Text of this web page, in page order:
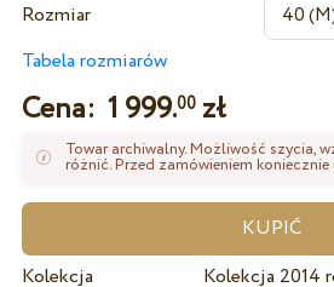
Rozmiar
Tabela rozmiarów
Cena: 1 999.00zł
Towar archiwalny. Możliwość szycia,
różnić. Przed zamówieniem koniecznie
Kolekcja
Kolekcja 2014